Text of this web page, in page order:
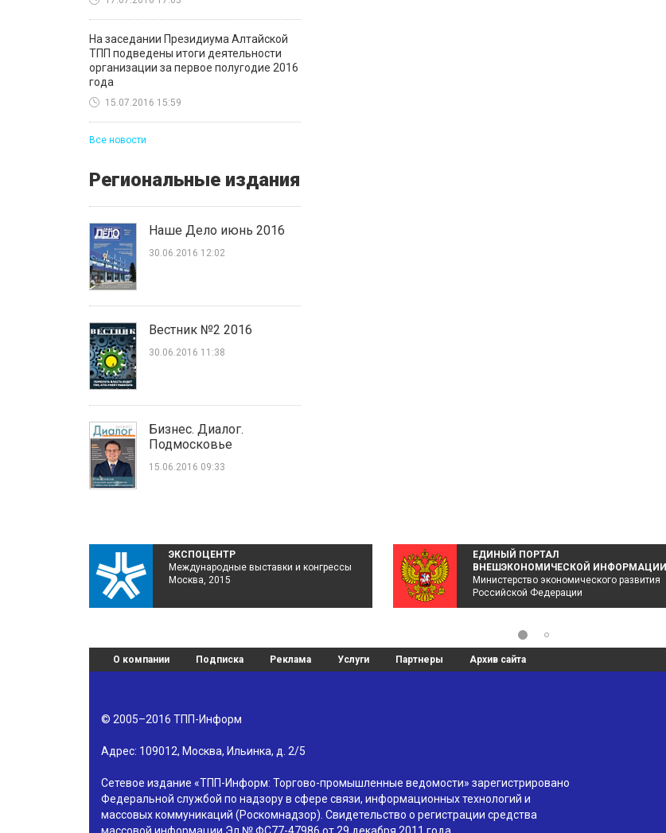
На заседании Президиума Алтайской
ТПП подведены итоги деятельности
организации за первое полугодие 2016
года
15.07.2016 15:59
Все новости
Региональные издания
Наше Дело июнь 2016
30.06.2016 12:02
Вестник №2 2016
30.06.2016 11:38
Бизнес. Диалог.
Подмосковье
15.06.2016 09:33
ЭКСПОЦЕНТР
Международные выставки и конгрессы
Москва, 2015
ЕДИНЫЙ ПОРТАЛ
ВНЕШЭКОНОМИЧЕСКОЙ ИНФОРМАЦИИ
Министерство экономического развития
Российской Федерации
О компании Подписка Реклама Услуги Партнеры Архив сайта
© 2005–2016 ТПП-Информ
Адрес: 109012, Москва, Ильинка, д. 2/5
Сетевое издание «ТПП-Информ: Торгово-промышленные ведомости» зарегистрировано
Федеральной службой по надзору в сфере связи, информационных технологий и
массовых коммуникаций (Роскомнадзор). Свидетельство о регистрации средства